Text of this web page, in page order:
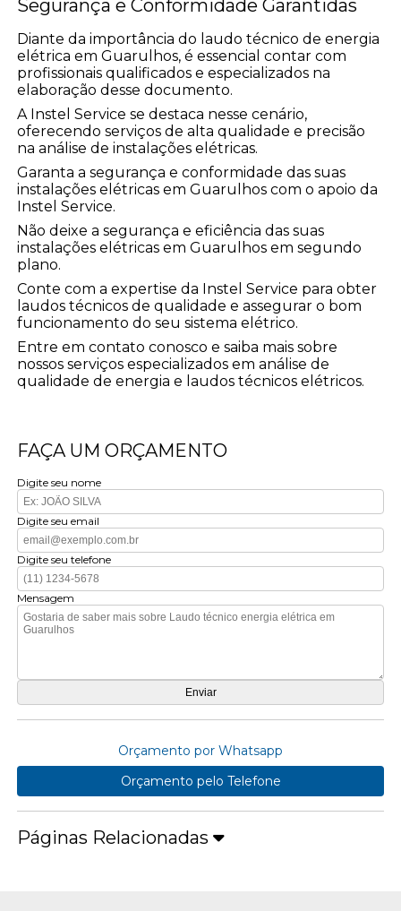
Segurança e Conformidade Garantidas
Diante da importância do laudo técnico de energia
elétrica em Guarulhos, é essencial contar com
profissionais qualificados e especializados na
elaboração desse documento.
A Instel Service se destaca nesse cenário,
oferecendo serviços de alta qualidade e precisão
na análise de instalações elétricas.
Garanta a segurança e conformidade das suas
instalações elétricas em Guarulhos com o apoio da
Instel Service.
Não deixe a segurança e eficiência das suas
instalações elétricas em Guarulhos em segundo
plano.
Conte com a expertise da Instel Service para obter
laudos técnicos de qualidade e assegurar o bom
funcionamento do seu sistema elétrico.
Entre em contato conosco e saiba mais sobre
nossos serviços especializados em análise de
qualidade de energia e laudos técnicos elétricos.
FAÇA UM ORÇAMENTO
Digite seu nome
Digite seu email
Digite seu telefone
Mensagem
Orçamento por Whatsapp
Orçamento pelo Telefone
Páginas Relacionadas